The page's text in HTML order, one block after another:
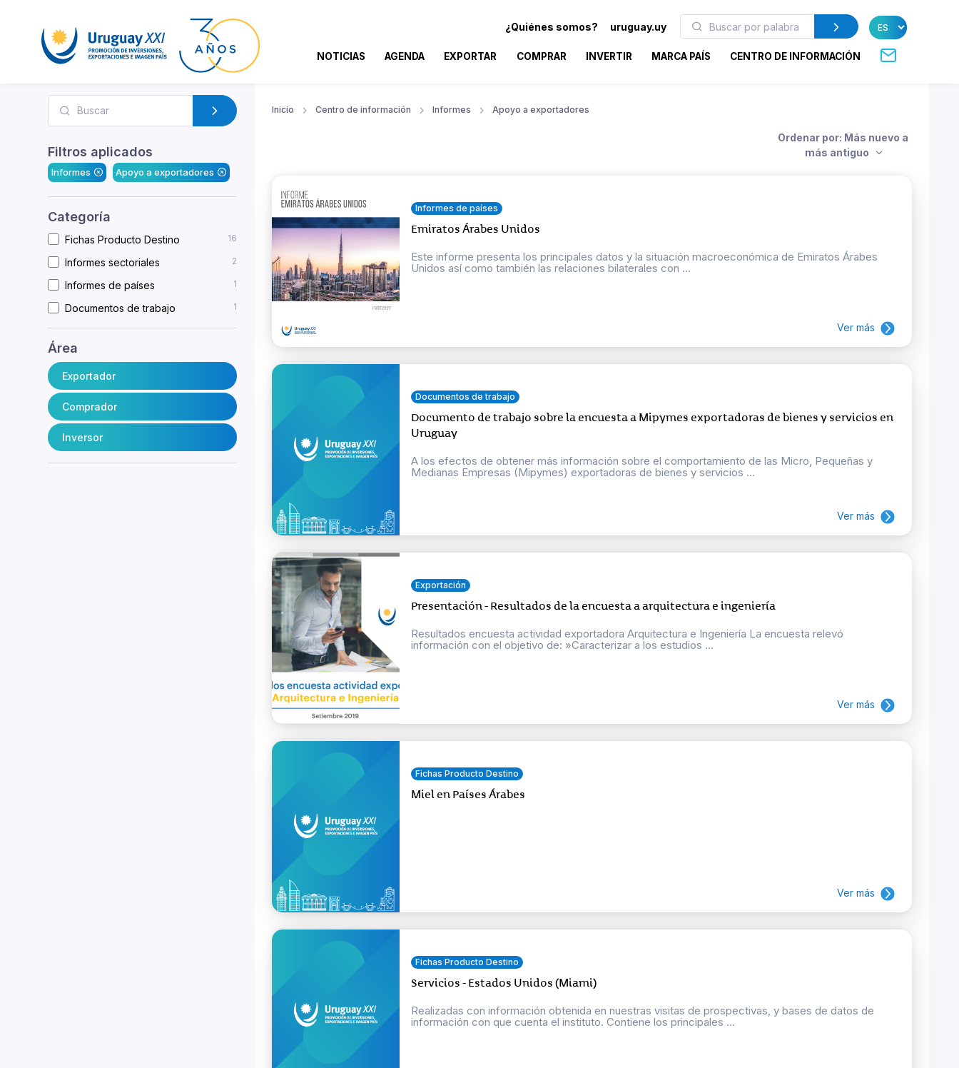
¿Quiénes somos? uruguay.uy
NOTICIAS AGENDA EXPORTAR COMPRAR INVERTIR MARCA PAÍS CENTRO DE INFORMACIÓN
Filtros aplicados
Informes Apoyo a exportadores
Categoría
Fichas Producto Destino 16
Informes sectoriales 2
Informes de países 1
Documentos de trabajo 1
Área
Exportador
Comprador
Inversor
Inicio Centro de información Informes Apoyo a exportadores
Ordenar por: Más nuevo a
más antiguo
Informes de países
Emiratos Árabes Unidos
Este informe presenta los principales datos y la situación macroeconómica de Emiratos Árabes
Unidos así como también las relaciones bilaterales con ...
Ver más
Documentos de trabajo
Documento de trabajo sobre la encuesta a Mipymes exportadoras de bienes y servicios en
Uruguay
A los efectos de obtener más información sobre el comportamiento de las Micro, Pequeñas y
Medianas Empresas (Mipymes) exportadoras de bienes y servicios ...
Ver más
Exportación
Presentación - Resultados de la encuesta a arquitectura e ingeniería
Resultados encuesta actividad exportadora Arquitectura e Ingeniería La encuesta relevó
información con el objetivo de: »Caracterizar a los estudios ...
Ver más
Fichas Producto Destino
Miel en Países Árabes
Ver más
Fichas Producto Destino
Servicios - Estados Unidos (Miami)
Realizadas con información obtenida en nuestras visitas de prospectivas, y bases de datos de
información con que cuenta el instituto. Contiene los principales ...